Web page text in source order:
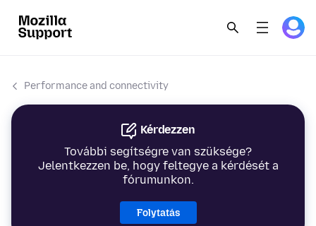
Performance and connectivity
Kérdezzen
További segítségre van szüksége?
Jelentkezzen be, hogy feltegye a kérdését a
fórumunkon.
Folytatás